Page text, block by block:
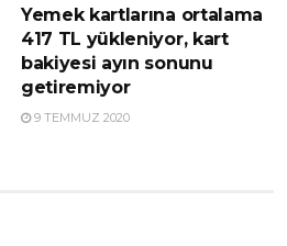
Yemek kartlarına ortalama
417 TL yükleniyor, kart
bakiyesi ayın sonunu
getiremiyor
9 TEMMUZ 2020